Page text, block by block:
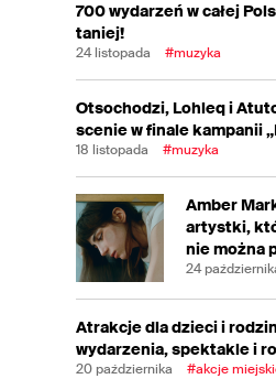
700 wydarzeń w całej
taniej!
24 listopada #muzyka
Otsochodzi, Lohleq i
scenie w finale kampanii
18 listopada #muzyka
Amber
artystki,
nie można
24
Atrakcje dla dzieci i rodzin
wydarzenia, spektakle i
20 października #akcje